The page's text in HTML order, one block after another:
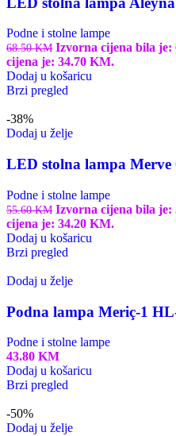
Podne i stolne lampe
68.50KM Izvorna cijena bila je:
cijena je: 34.70 KM.
Dodaj u košaricu
Brzi pregled
-38%
Dodaj u želje
LED stolna lampa Merve
Podne i stolne lampe
55.60KM Izvorna cijena bila je:
cijena je: 34.20 KM.
Dodaj u košaricu
Brzi pregled
Dodaj u želje
Podna lampa Meriç-1
Podne i stolne lampe
43.80 KM
Dodaj u košaricu
Brzi pregled
-50%
Dodaj u želje